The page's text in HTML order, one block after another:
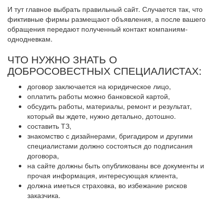
И тут главное выбрать правильный сайт. Случается так, что
фиктивные фирмы размещают объявления, а после вашего
обращения передают полученный контакт компаниям-
однодневкам.
ЧТО НУЖНО ЗНАТЬ О
ДОБРОСОВЕСТНЫХ СПЕЦИАЛИСТАХ:
договор заключается на юридическое лицо,
оплатить работы можно банковской картой,
обсудить работы, материалы, ремонт и результат,
который вы ждете, нужно детально, дотошно.
составить ТЗ,
знакомство с дизайнерами, бригадиром и другими
специалистами должно состояться до подписания
договора,
на сайте должны быть опубликованы все документы и
прочая информация, интересующая клиента,
должна иметься страховка, во избежание рисков
заказчика.